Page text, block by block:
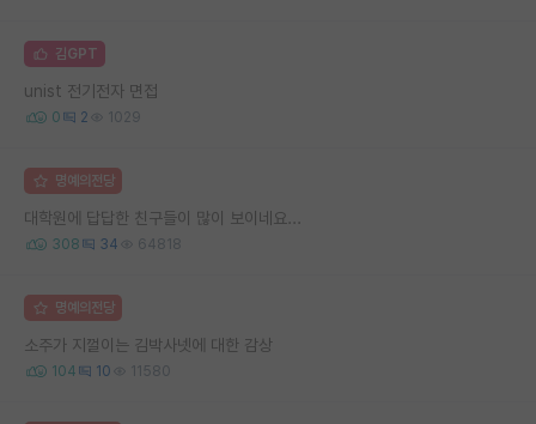
김GPT
unist 전기전자 면접
0 2 1029
명예의전당
대학원에 답답한 친구들이 많이 보이네요...
308 34 64818
명예의전당
소주가 지껄이는 김박사넷에 대한 감상
104 10 11580